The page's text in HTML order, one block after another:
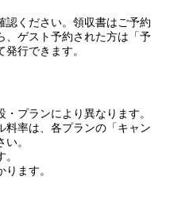
ェックアウト
ライベート）
認ください。領収書はご予約
、ゲスト予約された方は「予
行できます。
プランにより異なります。
料率は、各プランの「キャン
。
ます。